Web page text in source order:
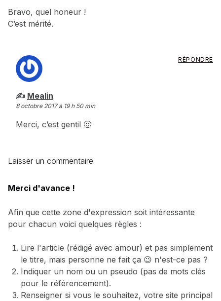
Bravo, quel honeur !
C’est mérité.
Mealin
8 octobre 2017 à 19 h 50 min
Merci, c’est gentil 🙂
RÉPONDRE
Laisser un commentaire
Merci d'avance !
Afin que cette zone d'expression soit intéressante
pour chacun voici quelques règles :
Lire l'article (rédigé avec amour) et pas simplement
le titre, mais personne ne fait ça 😉 n'est-ce pas ?
Indiquer un nom ou un pseudo (pas de mots clés
pour le référencement).
Renseigner si vous le souhaitez, votre site principal